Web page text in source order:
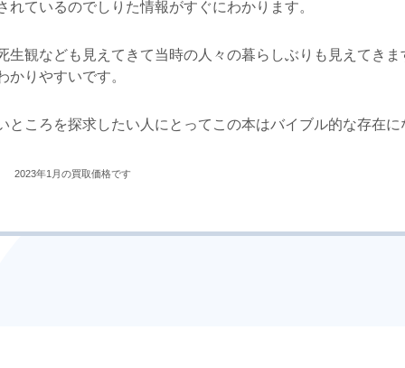
ているのでしりた情報がすぐにわかります。
観なども見えてきて当時の人々の暮らしぶりも見えてきま
りやすいです。
ころを探求したい人にとってこの本はバイブル的な存在
格です